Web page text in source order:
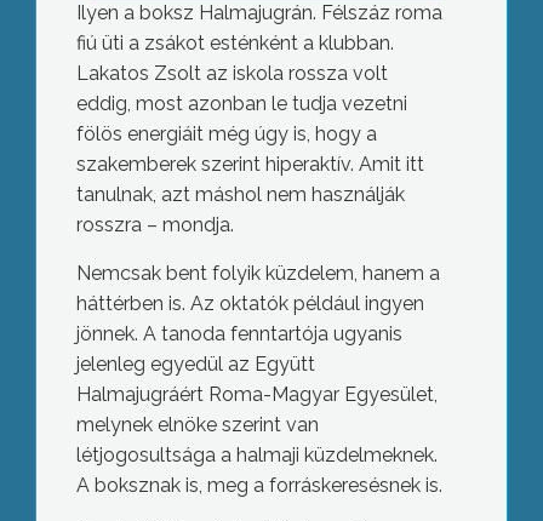
Ilyen a boksz Halmajugrán. Félszáz roma
fiú üti a zsákot esténként a klubban.
Lakatos Zsolt az iskola rossza volt
eddig, most azonban le tudja vezetni
fölös energiáit még úgy is, hogy a
szakemberek szerint hiperaktív. Amit itt
tanulnak, azt máshol nem használják
rosszra – mondja.
Nemcsak bent folyik küzdelem, hanem a
háttérben is. Az oktatók például ingyen
jönnek. A tanoda fenntartója ugyanis
jelenleg egyedül az Együtt
Halmajugráért Roma-Magyar Egyesület,
melynek elnöke szerint van
létjogosultsága a halmaji küzdelmeknek.
A boksznak is, meg a forráskeresésnek is.